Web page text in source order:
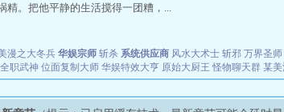
精。把他平静的生活搅得一团糟，...
漫之大冬兵 华娱宗师 斩杀 系统供应商 风水大术士 斩邪 万界圣师
全职武神 位面复制大师 华娱特效大亨 原始大厨王 怪物聊天群 某